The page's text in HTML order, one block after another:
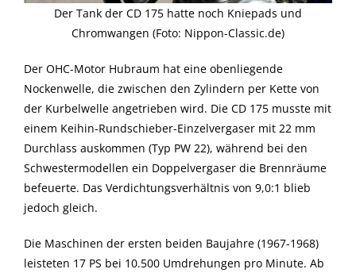
Der Tank der CD 175 hatte noch Kniepads und
Chromwangen (Foto: Nippon-Classic.de)
Der OHC-Motor Hubraum hat eine obenliegende
Nockenwelle, die zwischen den Zylindern per Kette von
der Kurbelwelle angetrieben wird. Die CD 175 musste mit
einem Keihin-Rundschieber-Einzelvergaser mit 22 mm
Durchlass auskommen (Typ PW 22), während bei den
Schwestermodellen ein Doppelvergaser die Brennräume
befeuerte. Das Verdichtungsverhältnis von 9,0:1 blieb
jedoch gleich.
Die Maschinen der ersten beiden Baujahre (1967-1968)
leisteten 17 PS bei 10.500 Umdrehungen pro Minute. Ab